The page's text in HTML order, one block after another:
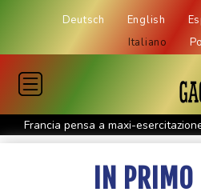
Deutsch English
Italiano
Francia pensa a maxi-
di blackout nazionale
Canottaggio: Mondiali U19, oro
IN